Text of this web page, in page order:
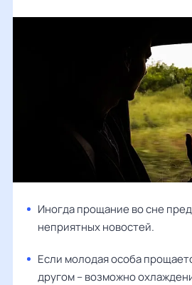
Иногда прощание во сне
неприятных новостей.
Если молодая особа
другом – возможно